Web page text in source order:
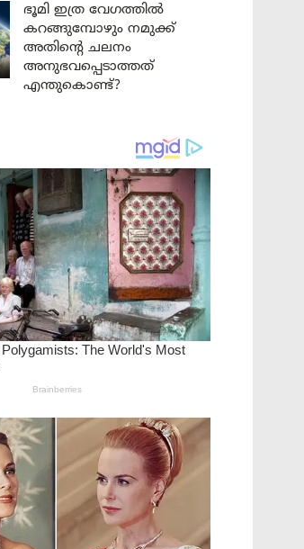
ഭൂമി ഇത്ര വേഗത്തിൽ
കറങ്ങുമ്പോഴും നമുക്ക്
അതിന്റെ ചലനം
അനുഭവപ്പെടാത്തത്
എന്തുകൊണ്ട്?